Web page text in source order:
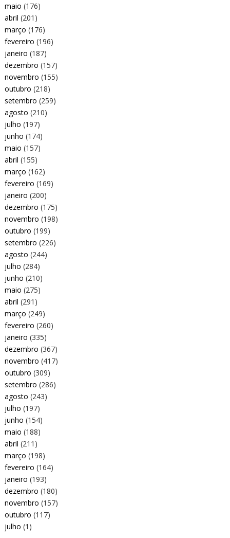
maio (176)
abril (201)
março (176)
fevereiro (196)
janeiro (187)
dezembro (157)
novembro (155)
outubro (218)
setembro (259)
agosto (210)
julho (197)
junho (174)
maio (157)
abril (155)
março (162)
fevereiro (169)
janeiro (200)
dezembro (175)
novembro (198)
outubro (199)
setembro (226)
agosto (244)
julho (284)
junho (210)
maio (275)
abril (291)
março (249)
fevereiro (260)
janeiro (335)
dezembro (367)
novembro (417)
outubro (309)
setembro (286)
agosto (243)
julho (197)
junho (154)
maio (188)
abril (211)
março (198)
fevereiro (164)
janeiro (193)
dezembro (180)
novembro (157)
outubro (117)
julho (1)